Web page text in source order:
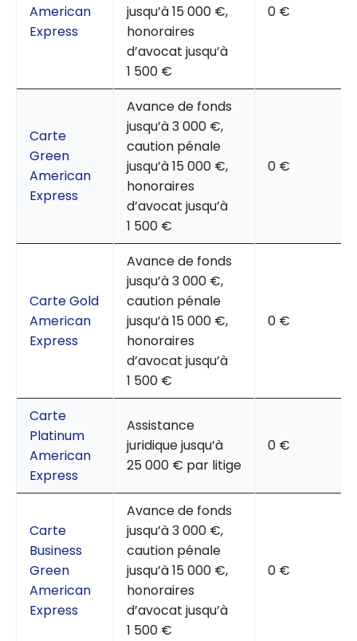
American
Express
jusqu’à 15 000 €,
honoraires
d’avocat jusqu’à
1 500 €
0 €
Carte
Green
American
Express
Avance de fonds
jusqu’à 3 000 €,
caution pénale
jusqu’à 15 000 €,
honoraires
d’avocat jusqu’à
1 500 €
0 €
Carte Gold
American
Express
Avance de fonds
jusqu’à 3 000 €,
caution pénale
jusqu’à 15 000 €,
honoraires
d’avocat jusqu’à
1 500 €
0 €
Carte
Platinum
American
Express
Assistance
juridique jusqu’à
25 000 € par litige
0 €
Carte
Business
Green
American
Express
Avance de fonds
jusqu’à 3 000 €,
caution pénale
jusqu’à 15 000 €,
honoraires
d’avocat jusqu’à
1 500 €
0 €